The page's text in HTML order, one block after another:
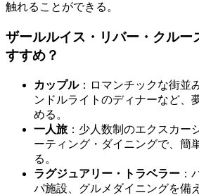
触れることができる。
ザールルイス・リバー・クルー
すすめ？
カップル：ロマンチックな街並
ンドルライトのディナーなど、
める。
一人旅 ：少人数制のエクスカー
ーティング・ダイニングで、簡
る。
ラグジュアリー・トラベラー ：
パ施設、グルメダイニングを備